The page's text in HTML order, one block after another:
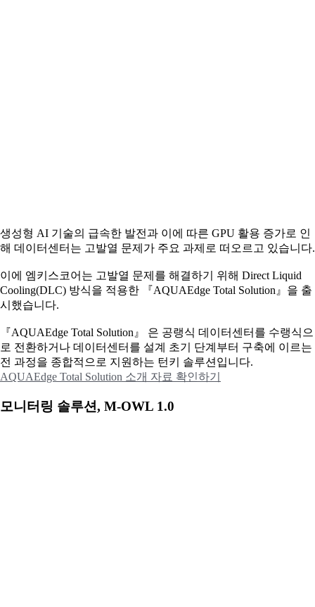
생성형 AI 기술의 급속한 발전과 이에 따른 GPU 활용 증가로 인
해 데이터센터는 고발열 문제가 주요 과제로 떠오르고 있습니다.
이에 엠키스코어는 고발열 문제를 해결하기 위해 Direct Liquid
Cooling(DLC) 방식을 적용한 『AQUAEdge Total Solution』을 출
시했습니다.
『AQUAEdge Total Solution』 은 공랭식 데이터센터를 수랭식으
로 전환하거나 데이터센터를 설계 초기 단계부터 구축에 이르는
전 과정을 종합적으로 지원하는 턴키 솔루션입니다.
AQUAEdge Total Solution 소개 자료 확인하기
모니터링 솔루션, M-OWL 1.0